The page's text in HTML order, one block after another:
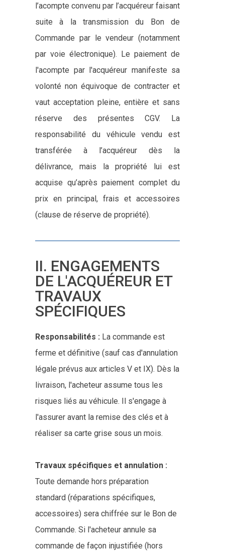
l’acompte convenu par l’acquéreur faisant
suite à la transmission du Bon de
Commande par le vendeur (notamment
par voie électronique). Le paiement de
l'acompte par l'acquéreur manifeste sa
volonté non équivoque de contracter et
vaut acceptation pleine, entière et sans
réserve des présentes CGV. La
responsabilité du véhicule vendu est
transférée à l’acquéreur dès la
délivrance, mais la propriété lui est
acquise qu’après paiement complet du
prix en principal, frais et accessoires
(clause de réserve de propriété).
II. ENGAGEMENTS
DE L'ACQUÉREUR ET
TRAVAUX
SPÉCIFIQUES
Responsabilités : La commande est
ferme et définitive (sauf cas d'annulation
légale prévus aux articles V et IX). Dès la
livraison, l'acheteur assume tous les
risques liés au véhicule. Il s'engage à
l'assurer avant la remise des clés et à
réaliser sa carte grise sous un mois.
Travaux spécifiques et annulation :
Toute demande hors préparation
standard (réparations spécifiques,
accessoires) sera chiffrée sur le Bon de
Commande. Si l'acheteur annule sa
commande de façon injustifiée (hors